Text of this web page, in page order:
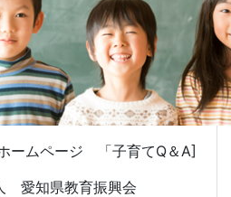
ームページ 「子育てQ＆A]
知県教育振興会